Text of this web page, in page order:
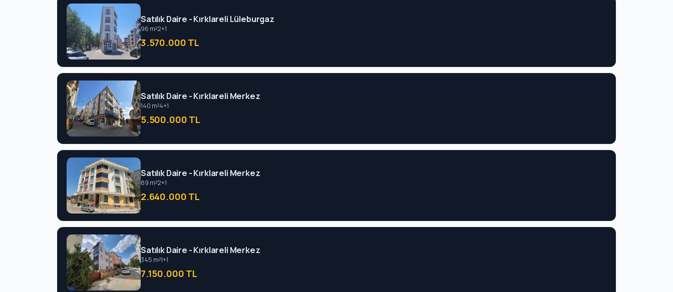
Satılık Daire - Kırklareli Lüleburgaz
96 m²2+1
3.570.000 TL
Satılık Daire - Kırklareli Merkez
140 m²4+1
5.500.000 TL
Satılık Daire - Kırklareli Merkez
89 m²2+1
2.640.000 TL
Satılık Daire - Kırklareli Merkez
345 m²1+1
7.150.000 TL